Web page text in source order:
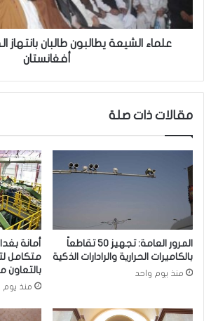
ق
ي
ق
ق
ض
ا
ي
ا
ل
ف
ا
ش
ي
ل
ط
ا
ل
ب
ن
ب
ا
ت
علماء الشيعة يطالبون طالبان بانتهاز
أفغانستان
مقالات ذات صلة
المرور العامة: تجهيز 50 تقاطعاً
بالكاميرات الحرارية والرادارات الذكية
منذ يوم واحد
أمانة
متكامل
بالتعاون
منذ يوم